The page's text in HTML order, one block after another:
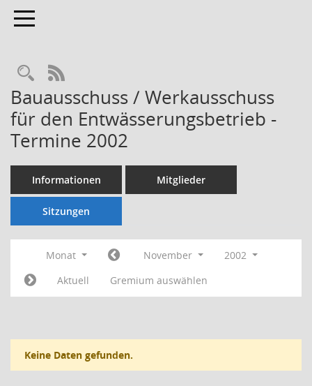
Toggle navigation
Rechercheauswahl
RSS-Feed
Bauausschuss / Werkausschuss
für den Entwässerungsbetrieb -
Termine 2002
Informationen Mitglieder
Sitzungen
Monat November
2002
Aktuell
Gremium auswählen
Keine Daten gefunden.